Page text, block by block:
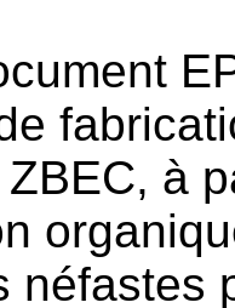
à
néfastes